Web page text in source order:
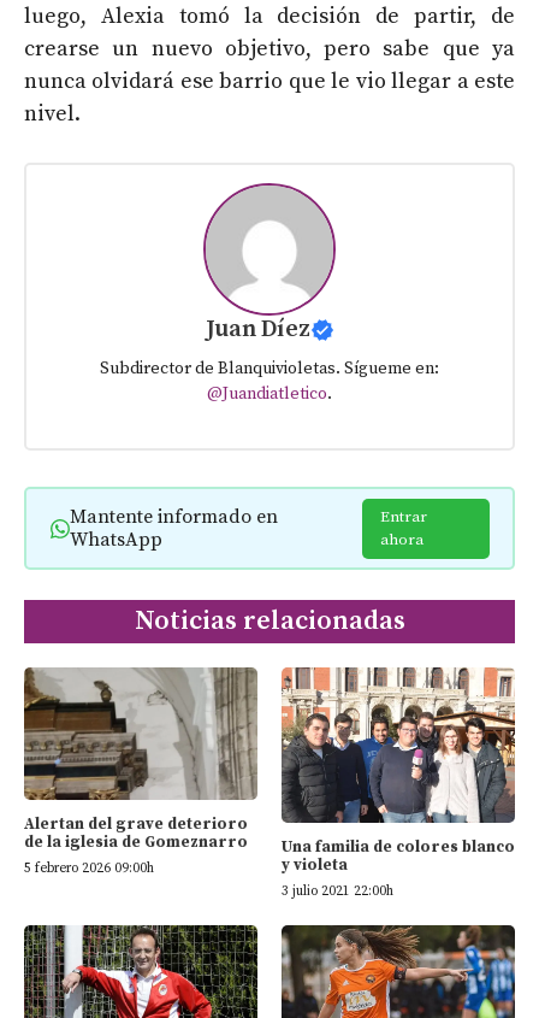
luego, Alexia tomó la decisión de partir, de
crearse un nuevo objetivo, pero sabe que ya
nunca olvidará ese barrio que le vio llegar a este
nivel.
Juan Díez
Subdirector de Blanquivioletas. Sígueme en:
@Juandiatletico.
Mantente informado en
WhatsApp
Entrar
ahora
Noticias relacionadas
Alertan del grave deterioro
de la iglesia de Gomeznarro
5 febrero 2026 09:00h
Una familia de colores blanco
y violeta
3 julio 2021 22:00h